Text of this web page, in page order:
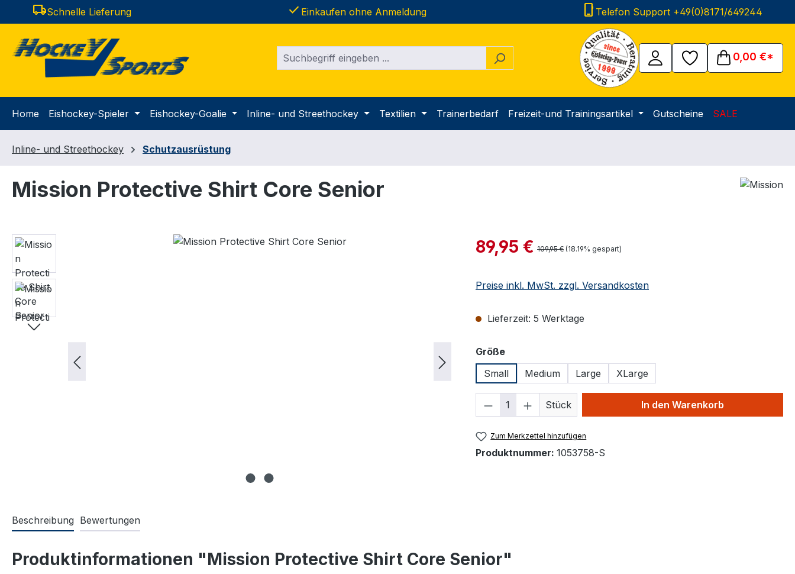
Hauptinhalt springen
Zur Suche springen
Zur Hauptnavigation springen
local_shippingSchnelle Lieferung done Einkaufen ohne Anmeldung phone_iphone Telefon Support +49(0)8171/649244
0,00 €*
Home Eishockey-Spieler Eishockey-Goalie Inline- und Streethockey Textilien Trainerbedarf Freizeit-und Trainingsartikel Gutscheine SALE
Inline- und Streethockey Schutzausrüstung
Mission Protective Shirt Core Senior
Bildergalerie überspringen Verkaufspreis:
89,95 € Regulärer Preis:
109,95 € (18.19% gespart)
Preise inkl. MwSt. zzgl. Versandkosten
Lieferzeit: 5 Werktage
Größeauswählen
Small
Medium Large XLarge
Produkt Anzahl: Gib den gewünschten Wert
Stück In den Warenkorb
Zum Merkzettel hinzufügen
Produktnummer: 1053758-S
Beschreibung Bewertungen
Produktinformationen "Mission Protective Shirt Core Senior"